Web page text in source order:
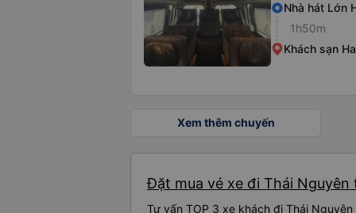
Nhà hát Lớn
1h50m
Khách sạn
Xem thêm chuyến
Đặt mua vé xe đi Thái
Tư vấn TOP 3 xe khách đi Thái